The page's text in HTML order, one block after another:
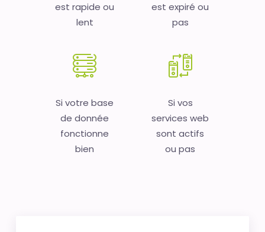
est rapide ou
lent
est expiré ou
pas
Si votre base
de donnée
fonctionne
bien
Si vos
services web
sont actifs
ou pas